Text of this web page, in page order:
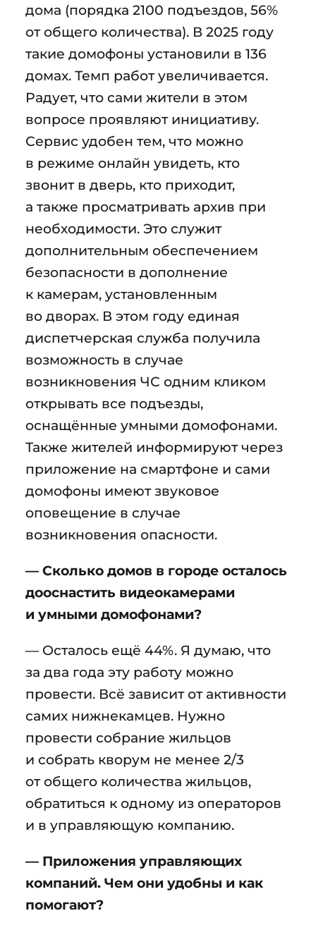
дома (порядка 2100 подъездов, 56%
от общего количества). В 2025 году
такие домофоны установили в 136
домах. Темп работ увеличивается.
Радует, что сами жители в этом
вопросе проявляют инициативу.
Сервис удобен тем, что можно
в режиме онлайн увидеть, кто
звонит в дверь, кто приходит,
а также просматривать архив при
необходимости. Это служит
дополнительным обеспечением
безопасности в дополнение
к камерам, установленным
во дворах. В этом году единая
диспетчерская служба получила
возможность в случае
возникновения ЧС одним кликом
открывать все подъезды,
оснащённые умными домофонами.
Также жителей информируют через
приложение на смартфоне и сами
домофоны имеют звуковое
оповещение в случае
возникновения опасности.
— Сколько домов в городе осталось
дооснастить видеокамерами
и умными домофонами?
— Осталось ещё 44%. Я думаю, что
за два года эту работу можно
провести. Всё зависит от активности
самих нижнекамцев. Нужно
провести собрание жильцов
и собрать кворум не менее 2/3
от общего количества жильцов,
обратиться к одному из операторов
и в управляющую компанию.
— Приложения управляющих
компаний. Чем они удобны и как
помогают?